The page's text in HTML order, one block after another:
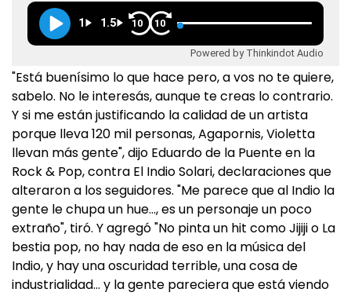
1 1.5 10 10
Powered by Thinkindot Audio
"Está buenísimo lo que hace pero, a vos no te quiere,
sabelo. No le interesás, aunque te creas lo contrario.
Y si me están justificando la calidad de un artista
porque lleva 120 mil personas, Agapornis, Violetta
llevan más gente", dijo Eduardo de la Puente en la
Rock & Pop, contra El Indio Solari, declaraciones que
alteraron a los seguidores. "Me parece que al Indio la
gente le chupa un hue…, es un personaje un poco
extraño", tiró. Y agregó "No pinta un hit como Jijiji o La
bestia pop, no hay nada de eso en la música del
Indio, y hay una oscuridad terrible, una cosa de
industrialidad… y la gente pareciera que está viendo